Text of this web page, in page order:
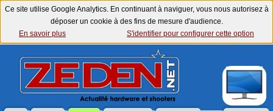
Ce site utilise Google Analytics. En continuant à naviguer, vous nous autorisez à
déposer un cookie à des fins de mesure d'audience.
En savoir plus
S'identifier pour configurer cette option